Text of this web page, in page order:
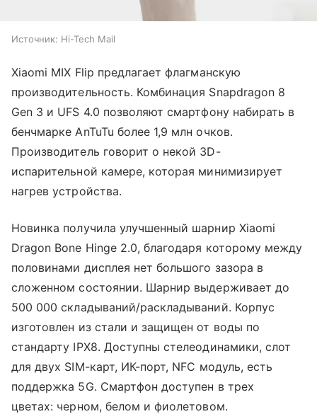
Источник: Hi-Tech Mail
Xiaomi MIX Flip предлагает флагманскую
производительность. Комбинация Snapdragon 8
Gen 3 и UFS 4.0 позволяют смартфону набирать в
бенчмарке AnTuTu более 1,9 млн очков.
Производитель говорит о некой 3D-
испарительной камере, которая минимизирует
нагрев устройства.
Новинка получила улучшенный шарнир Xiaomi
Dragon Bone Hinge 2.0, благодаря которому между
половинами дисплея нет большого зазора в
сложенном состоянии. Шарнир выдерживает до
500 000 складываний/раскладываний. Корпус
изготовлен из стали и защищен от воды по
стандарту IPX8. Доступны стелеодинамики, слот
для двух SIM-карт, ИК-порт, NFC модуль, есть
поддержка 5G. Смартфон доступен в трех
цветах: черном, белом и фиолетовом.